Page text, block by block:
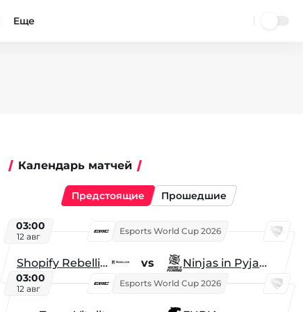
Еще
Календарь матчей
Предстоящие Прошедшие
03:00
12 авг
Esports World Cup 2026
Shopify Rebellion vs Ninjas in Pyjamas
03:00
12 авг
Esports World Cup 2026